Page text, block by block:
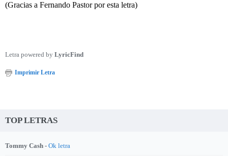
(Gracias a Fernando Pastor por esta letra)
Letra powered by LyricFind
Imprimir Letra
TOP LETRAS
Tommy Cash - Ok letra